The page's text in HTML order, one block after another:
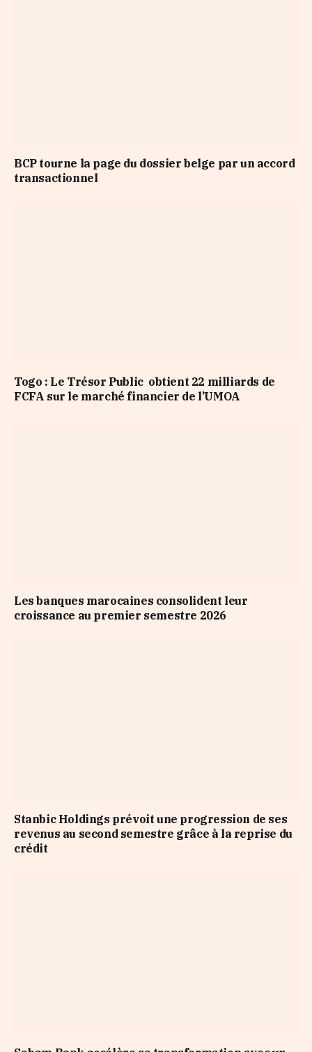
BCP tourne la page du dossier belge par un accord
transactionnel
Togo : Le Trésor Public obtient 22 milliards de
FCFA sur le marché financier de l’UMOA
Les banques marocaines consolident leur
croissance au premier semestre 2026
Stanbic Holdings prévoit une progression de ses
revenus au second semestre grâce à la reprise du
crédit